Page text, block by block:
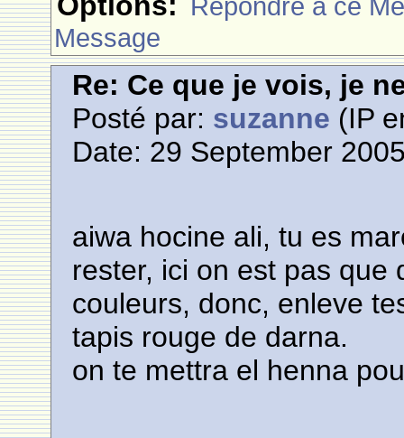
Message
Re: Ce que je vois, je
Posté par: suzanne (IP
Date: 29 September
aiwa hocine ali, tu es
rester, ici on est pas que
couleurs, donc, enleve
tapis rouge de darna.
on te mettra el henna